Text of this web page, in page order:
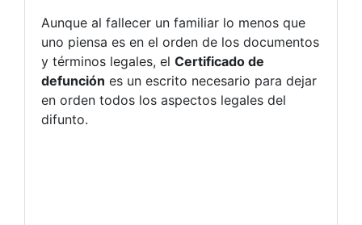
Aunque al fallecer un familiar lo menos que
uno piensa es en el orden de los documentos
y términos legales, el Certificado de
defunción es un escrito necesario para dejar
en orden todos los aspectos legales del
difunto.